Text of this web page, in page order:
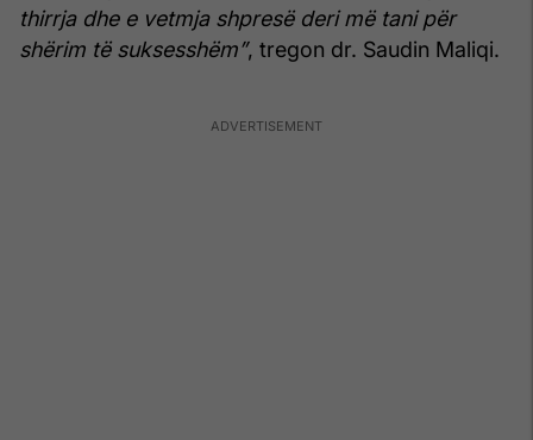
thirrja dhe e vetmja shpresë deri më tani për
shërim të suksesshëm”, tregon dr. Saudin Maliqi.